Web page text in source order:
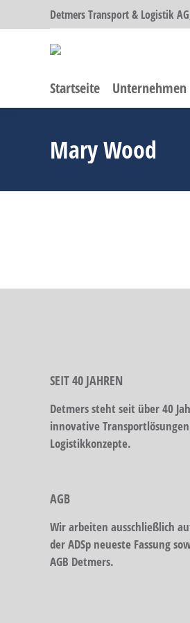
Detmers Transport & Logistik
Startseite Unternehmen
Mary Wood
SEIT 40 JAHREN
Detmers steht seit über 40
innovative
Logistikkonzepte.
AGB
Wir arbeiten ausschließlich
der ADSp neueste Fassung
AGB Detmers.